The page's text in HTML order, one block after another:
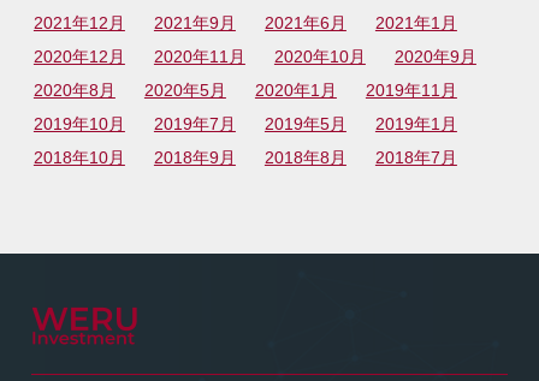
2021年12月
2021年9月 2021年6月
2021年1月
2020年12月
2020年11月 2020年10月
2020年9月
2020年8月
2020年5月 2020年1月
2019年11月
2019年10月
2019年7月 2019年5月
2019年1月
2018年10月
2018年9月 2018年8月 2018年7月